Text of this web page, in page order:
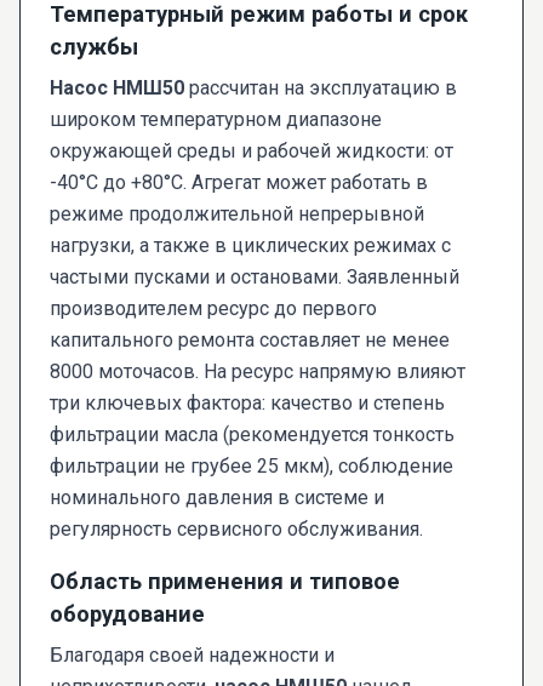
Температурный режим работы и срок
службы
Насос НМШ50 рассчитан на эксплуатацию в
широком температурном диапазоне
окружающей среды и рабочей жидкости: от
-40°C до +80°C. Агрегат может работать в
режиме продолжительной непрерывной
нагрузки, а также в циклических режимах с
частыми пусками и остановами. Заявленный
производителем ресурс до первого
капитального ремонта составляет не менее
8000 моточасов. На ресурс напрямую влияют
три ключевых фактора: качество и степень
фильтрации масла (рекомендуется тонкость
фильтрации не грубее 25 мкм), соблюдение
номинального давления в системе и
регулярность сервисного обслуживания.
Область применения и типовое
оборудование
Благодаря своей надежности и